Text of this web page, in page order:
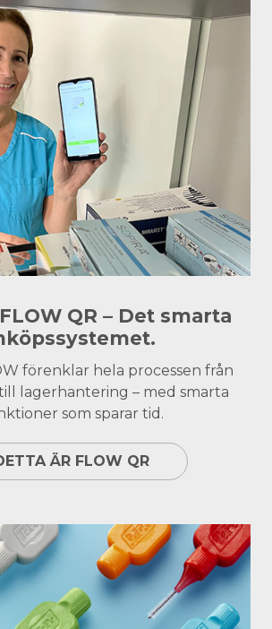
QR – Det smarta
förenklar hela processen från
lagerhantering – med smarta
som sparar tid.
ÄR FLOW QR